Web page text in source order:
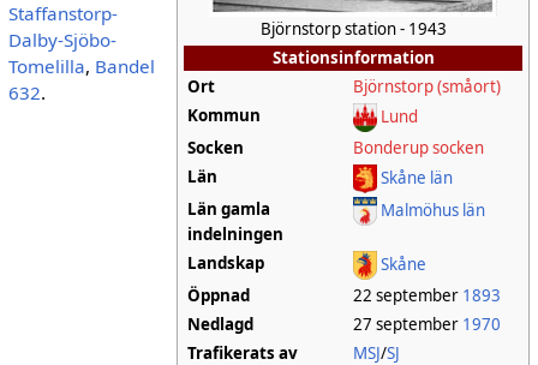
Björnstorp station - 1943
Stationsinformation
Ort
Björnstorp (småort)
Kommun
Lund
Socken
Bonderup socken
Län
Skåne län
Län gamla
indelningen
Malmöhus län
Landskap
Skåne
Öppnad
22 september 1893
Nedlagd
27 september 1970
Trafikerats av
MSJ/SJ
Staffanstorp-
Dalby-Sjöbo-
Tomelilla, Bandel
632.